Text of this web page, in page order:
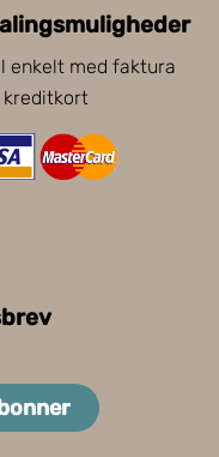
enkelt med faktura
kreditkort